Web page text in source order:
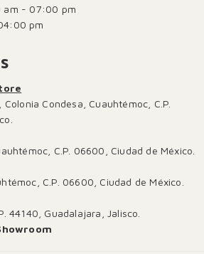
am - 07:00 pm
pm
Condesa, Cuauhtémoc, C.P.
C.P. 06600, Ciudad de México.
C.P. 06600, Ciudad de México.
44140, Guadalajara, Jalisco.